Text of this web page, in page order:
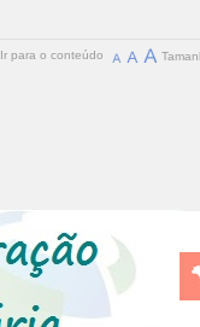
Ir para o conteúdo